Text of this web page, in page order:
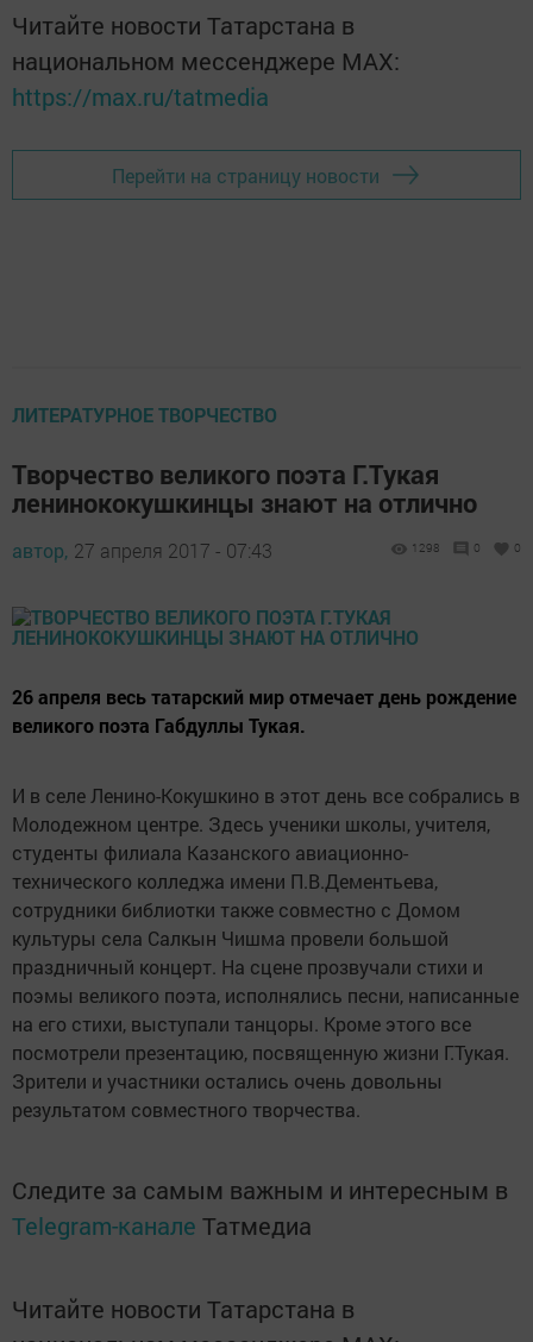
Читайте новости Татарстана в
национальном мессенджере MАХ:
https://max.ru/tatmedia
Перейти на страницу новости
ЛИТЕРАТУРНОЕ ТВОРЧЕСТВО
Творчество великого поэта Г.Тукая
ленинококушкинцы знают на отлично
автор, 27 апреля 2017 - 07:43 1298 0 0
26 апреля весь татарский мир отмечает день рождение
великого поэта Габдуллы Тукая.
И в селе Ленино-Кокушкино в этот день все собрались в
Молодежном центре. Здесь ученики школы, учителя,
студенты филиала Казанского авиационно-
технического колледжа имени П.В.Дементьева,
сотрудники библиотки также совместно с Домом
культуры села Салкын Чишма провели большой
праздничный концерт. На сцене прозвучали стихи и
поэмы великого поэта, исполнялись песни, написанные
на его стихи, выступали танцоры. Кроме этого все
посмотрели презентацию, посвященную жизни Г.Тукая.
Зрители и участники остались очень довольны
результатом совместного творчества.
Следите за самым важным и интересным в
Telegram-канале Татмедиа
Читайте новости Татарстана в